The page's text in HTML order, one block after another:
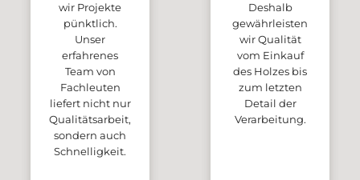
wir Projekte
pünktlich.
Unser
erfahrenes
Team von
Fachleuten
liefert nicht nur
Qualitätsarbeit,
sondern auch
Schnelligkeit.
Deshalb
gewährleisten
wir Qualität
vom Einkauf
des Holzes bis
zum letzten
Detail der
Verarbeitung.